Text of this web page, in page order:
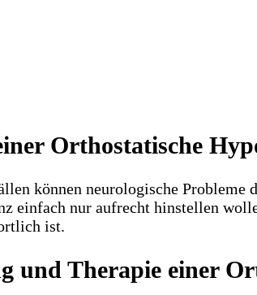
Orthostatische
können neurologische
einfach nur aufrecht hinstellen
ist.
und Therapie einer